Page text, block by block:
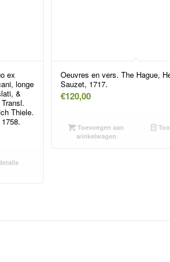
ex
longe
&
Thiele.
Oeuvres en vers. The Hague,
Sauzet, 1717.
€120,00
Toevoegen aan
winkelwagen